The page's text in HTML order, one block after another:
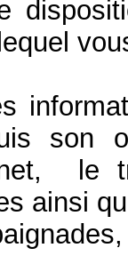
son
le
ainsi